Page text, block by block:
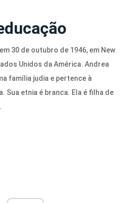
30 de outubro de 1946, em New
Unidos da América. Andrea
família judia e pertence à
Sua etnia é branca. Ela é filha de